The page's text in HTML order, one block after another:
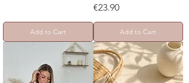
Add to Cart
Price
€23.90
Add to Cart